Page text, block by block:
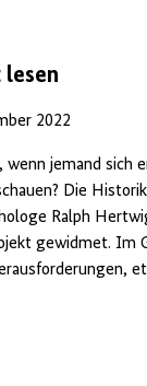
2022
jemand sich
Die
Ralph
gewidmet. Im